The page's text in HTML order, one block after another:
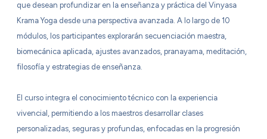
que desean profundizar en la enseñanza y práctica del Vinyasa
Krama Yoga desde una perspectiva avanzada. A lo largo de 10
módulos, los participantes explorarán secuenciación maestra,
biomecánica aplicada, ajustes avanzados, pranayama, meditación,
filosofía y estrategias de enseñanza.
El curso integra el conocimiento técnico con la experiencia
vivencial, permitiendo a los maestros desarrollar clases
personalizadas, seguras y profundas, enfocadas en la progresión